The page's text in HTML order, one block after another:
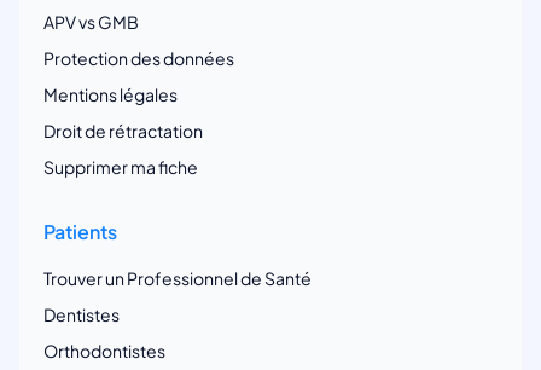
APV vs GMB
Protection des données
Mentions légales
Droit de rétractation
Supprimer ma fiche
Patients
Trouver un Professionnel de Santé
Dentistes
Orthodontistes